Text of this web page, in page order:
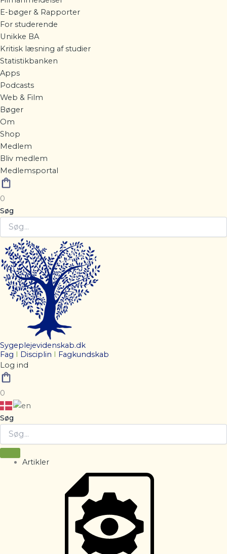
E-bøger & Rapporter
For studerende
Unikke BA
Kritisk læsning af studier
Statistikbanken
Apps
Podcasts
Web & Film
Bøger
Om
Shop
Medlem
Bliv medlem
Medlemsportal
0
Søg
Sygeplejevidenskab.dk
Fag I Disciplin I Fagkundskab
Log ind
0
Søg
Artikler